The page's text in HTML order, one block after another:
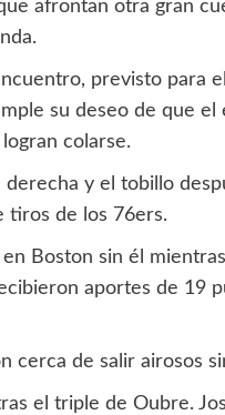
afrontan otra gran
previsto para
su deseo de que
colarse.
y el tobillo
tiros de los 76ers.
Boston sin él
aportes de 19
cerca de salir airosos
el triple de Oubre.